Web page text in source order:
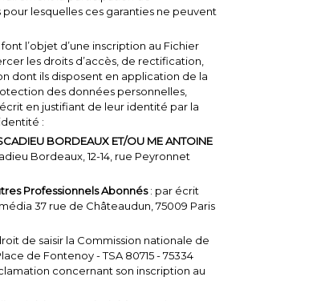
pour lesquelles ces garanties ne peuvent
l’objet d’une inscription au Fichier
les droits d’accès, de rectification,
dont ils disposent en application de la
des données personnelles,
en justifiant de leur identité par la
:
BORDEAUX ET/OU ME ANTOINE
Bordeaux, 12-14, rue Peyronnet
Professionnels Abonnés: par écrit
37 rue de Châteaudun, 75009 Paris
de saisir la Commission nationale de
de Fontenoy - TSA 80715 - 75334
concernant son inscription au